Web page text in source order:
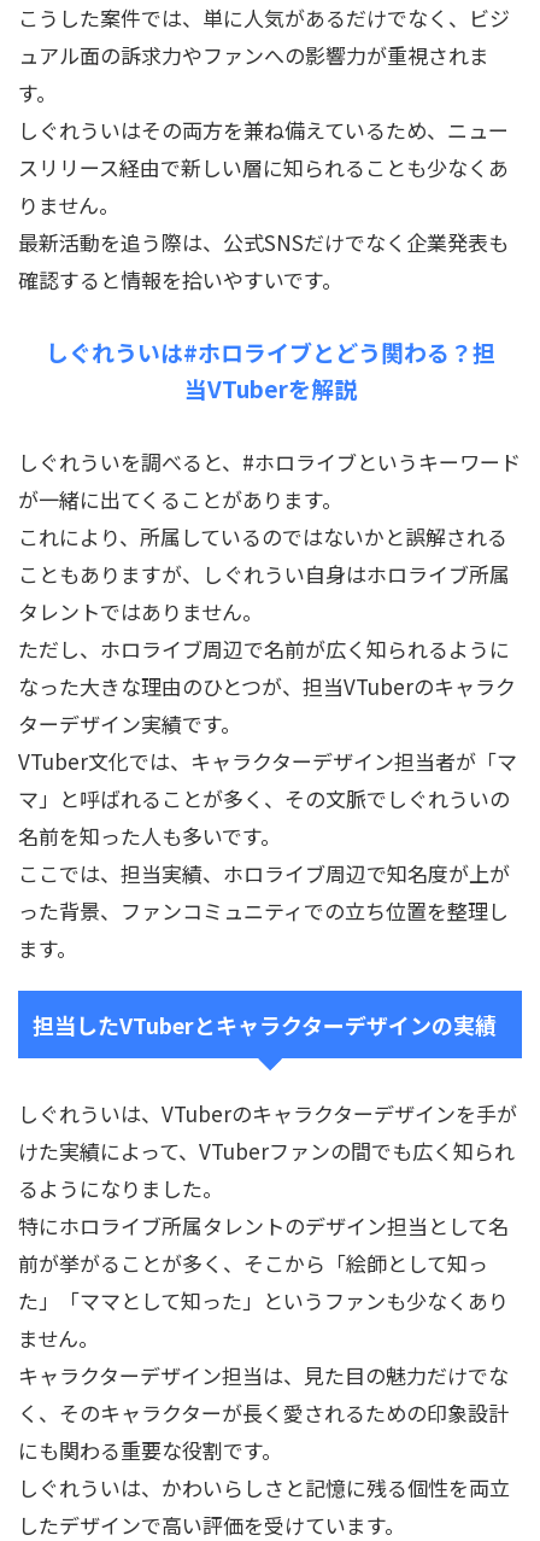
こうした案件では、単に人気があるだけでなく、ビジ
ュアル面の訴求力やファンへの影響力が重視されま
す。
しぐれういはその両方を兼ね備えているため、ニュー
スリリース経由で新しい層に知られることも少なくあ
りません。
最新活動を追う際は、公式SNSだけでなく企業発表も
確認すると情報を拾いやすいです。
しぐれういは#ホロライブとどう関わる？担
当VTuberを解説
しぐれういを調べると、#ホロライブというキーワード
が一緒に出てくることがあります。
これにより、所属しているのではないかと誤解される
こともありますが、しぐれうい自身はホロライブ所属
タレントではありません。
ただし、ホロライブ周辺で名前が広く知られるように
なった大きな理由のひとつが、担当VTuberのキャラク
ターデザイン実績です。
VTuber文化では、キャラクターデザイン担当者が「マ
マ」と呼ばれることが多く、その文脈でしぐれういの
名前を知った人も多いです。
ここでは、担当実績、ホロライブ周辺で知名度が上が
った背景、ファンコミュニティでの立ち位置を整理し
ます。
担当したVTuberとキャラクターデザインの実績
しぐれういは、VTuberのキャラクターデザインを手が
けた実績によって、VTuberファンの間でも広く知られ
るようになりました。
特にホロライブ所属タレントのデザイン担当として名
前が挙がることが多く、そこから「絵師として知っ
た」「ママとして知った」というファンも少なくあり
ません。
キャラクターデザイン担当は、見た目の魅力だけでな
く、そのキャラクターが長く愛されるための印象設計
にも関わる重要な役割です。
しぐれういは、かわいらしさと記憶に残る個性を両立
したデザインで高い評価を受けています。